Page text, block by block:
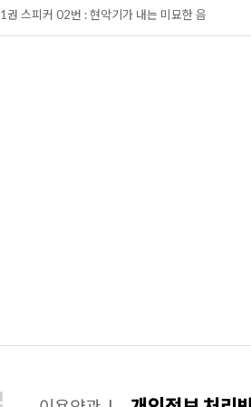
1권 스피커 02번 : 현악기가 내는 미묘한 음